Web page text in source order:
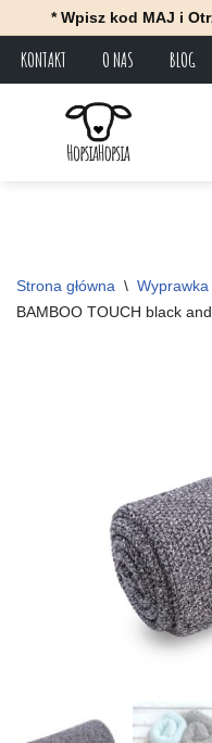
* Wpisz kod MAJ i
KONTAKT O NAS BLOG
Strona główna \
BAMBOO TOUCH black